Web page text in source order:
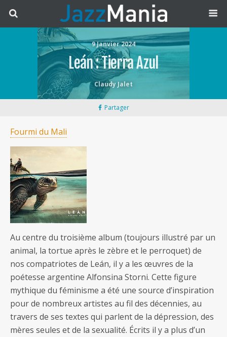
9 Janvier 2024
Leán : Tierra Azul
Claudy Jalet
Partager
Fourmi du Mali
Au centre du troisième album (toujours illustré par un
animal, la tortue après le zèbre et le perroquet) de
nos compatriotes de Leán, il y a les œuvres de la
poétesse argentine Alfonsina Storni. Cette figure
mythique du féminisme a été une source d’inspiration
pour de nombreux artistes au fil des décennies, au
travers de ses textes qui parlent de la dépression, des
mères seules et de la sexualité. Écrits il y a plus d’un